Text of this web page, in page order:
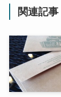
関連記事